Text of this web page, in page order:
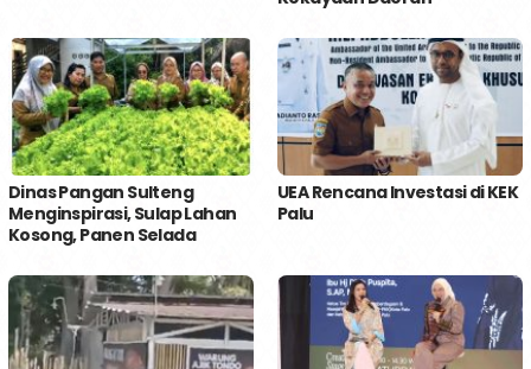
Dinas Pangan Sulteng
Menginspirasi, Sulap Lahan
Kosong, Panen Selada
UEA Rencana Investasi di KEK
Palu